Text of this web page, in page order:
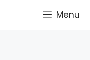
Menu